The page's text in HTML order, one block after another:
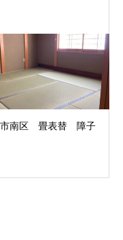
市南区 畳表替 障子